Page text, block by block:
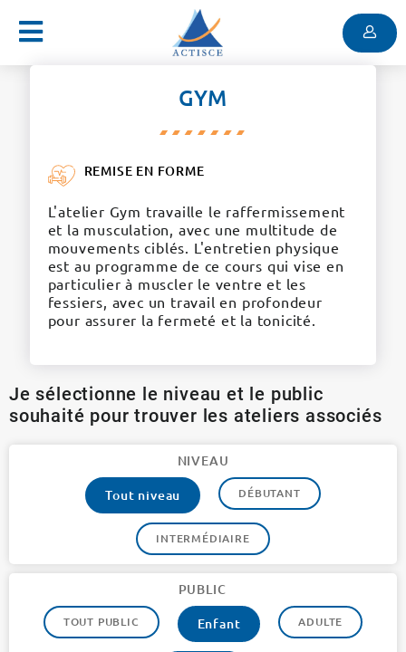
Menu
GYM
REMISE EN FORME
L'atelier Gym travaille le raffermissement
et la musculation, avec une multitude de
mouvements ciblés. L'entretien physique
est au programme de ce cours qui vise en
particulier à muscler le ventre et les
fessiers, avec un travail en profondeur
pour assurer la fermeté et la tonicité.
Je sélectionne le niveau et le public
souhaité pour trouver les ateliers associés
NIVEAU
Tout niveau
DÉBUTANT
INTERMÉDIAIRE
PUBLIC
TOUT PUBLIC Enfant ADULTE